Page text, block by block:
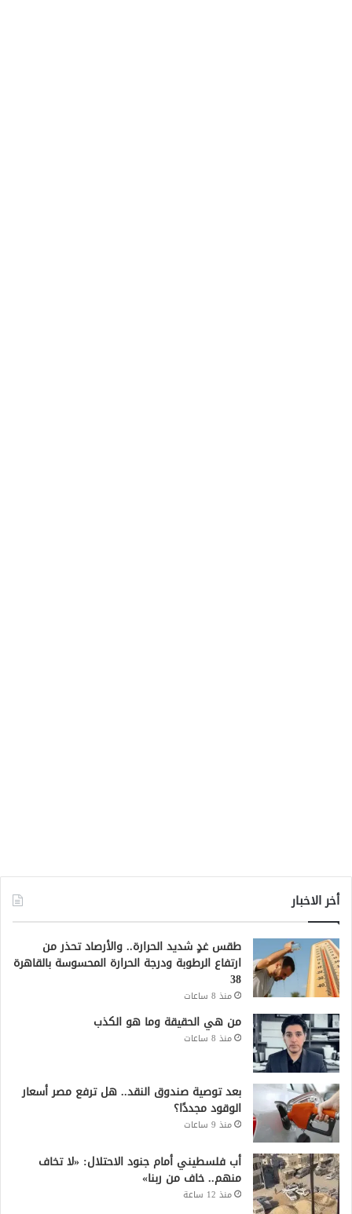
أخر الاخبار
طقس غدٍ شديد الحرارة.. والأرصاد تحذر من
ارتفاع الرطوبة ودرجة الحرارة المحسوسة بالقاهرة
38
منذ 8 ساعات
من هي الحقيقة وما هو الكذب
منذ 8 ساعات
بعد توصية صندوق النقد.. هل ترفع مصر أسعار
الوقود مجددًا؟
منذ 9 ساعات
أب فلسطيني أمام جنود الاحتلال: «لا تخاف
منهم.. خاف من ربنا»
منذ 12 ساعة